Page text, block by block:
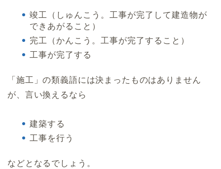
竣工（しゅんこう。工事が完了して建造物が
できあがること）
完工（かんこう。工事が完了すること）
工事が完了する
「施工」の類義語には決まったものはありません
が、言い換えるなら
建築する
工事を行う
などとなるでしょう。